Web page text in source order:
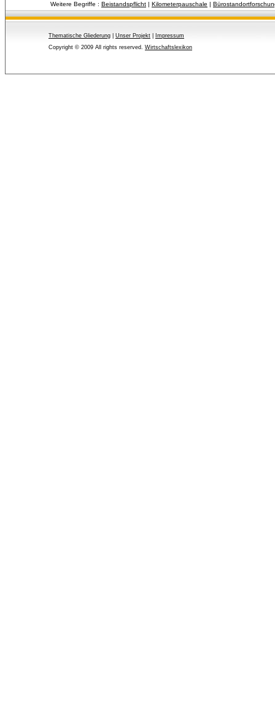
Weitere Begriffe : Beistandspflicht | Kilometerpauschale |
Thematische Gliederung Unser Projekt
Impressum
Copyright © 2009 All rights reserved. Wirtschaftslexikon